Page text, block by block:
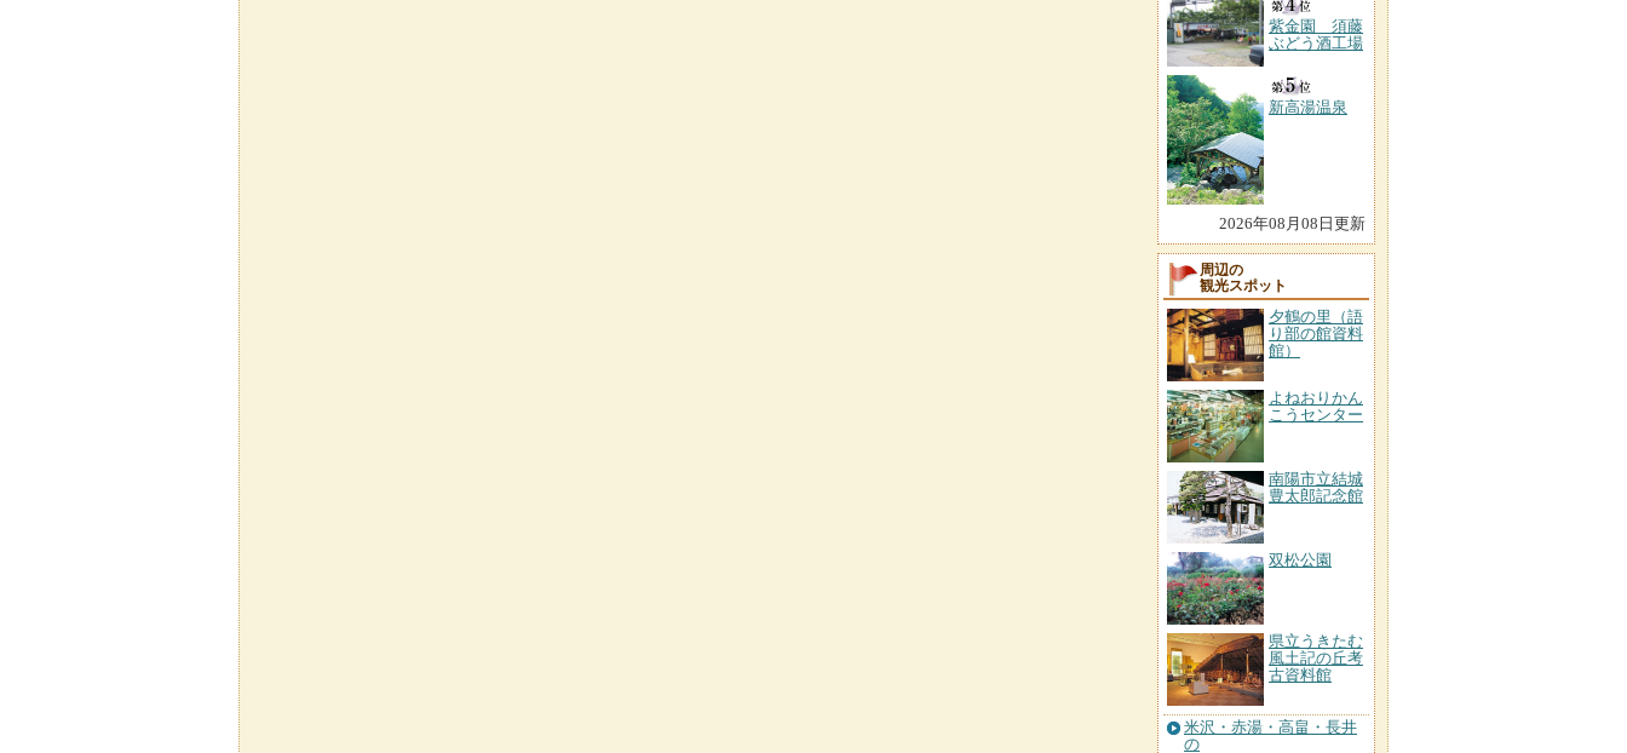
紫金園 須藤
ぶどう酒工場
新高湯温泉
2026年08月08日更新
周辺の
観光スポット
夕鶴の里（語
り部の館資料
館）
よねおりかん
こうセンター
南陽市立結城
豊太郎記念館
双松公園
県立うきたむ
風土記の丘考
古資料館
米沢・赤湯・高畠・長井
の